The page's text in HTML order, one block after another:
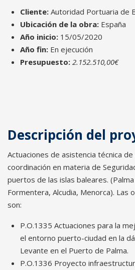
Cliente: Autoridad Portuaria de
Ubicación de la obra: España
Año inicio: 15/05/2020
Año fin: En ejecución
Presupuesto: 2.152.510,00€
Descripción del
Actuaciones de asistencia técnica
coordinación en materia de
puertos de las islas baleares.
Formentera, Alcudia, Menorca). Las
son:
P.O.1335 Actuaciones para la
el entorno puerto-ciudad en la
Levante en el Puerto de Palma.
P.O.1336 Proyecto